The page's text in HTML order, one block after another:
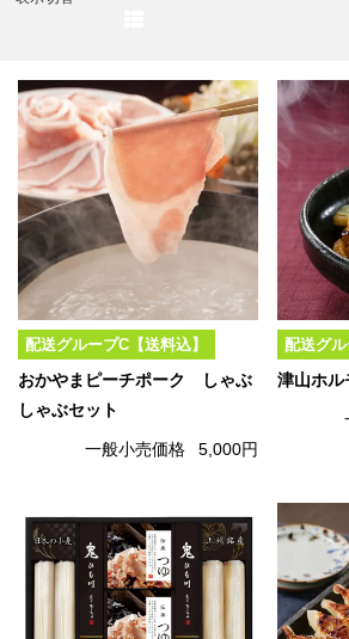
配送グループC【送料込】
おかやまピーチポーク しゃぶ
しゃぶセット
一般小売価格 5,000円
配送グル
津山ホル